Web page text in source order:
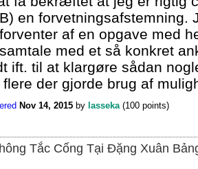
en forvetningsafstemning.
af en opgave med
med et så konkret
ift. til at klargøre sådan
flere der gjorde brug af
Nov 14, 2015 by lasseka (100 points)
Tắc Cống Tại Đặng Xuân